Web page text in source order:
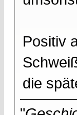
Positiv
die